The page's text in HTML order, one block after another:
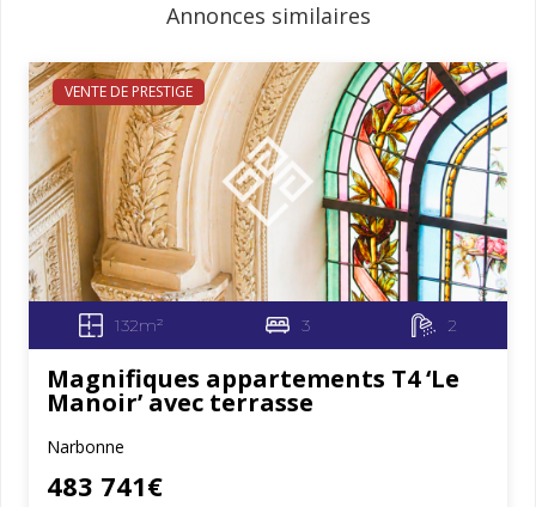
Annonces similaires
VENTE DE PRESTIGE
132m² 3 2
Magnifiques appartements T4 ‘Le
Manoir’ avec terrasse
Narbonne
483 741€